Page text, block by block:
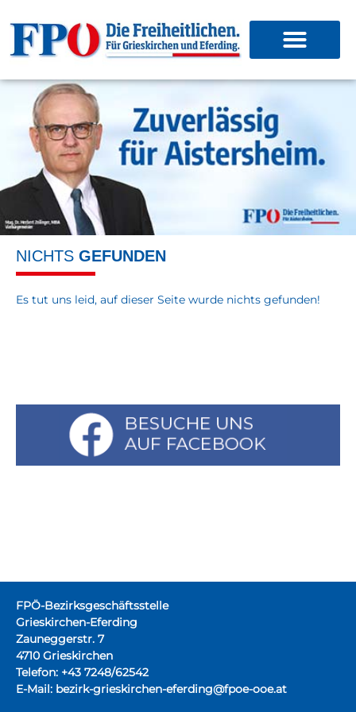
NICHTS GEFUNDEN
Es tut uns leid, auf dieser Seite wurde nichts gefunden!
FPÖ-Bezirksgeschäftsstelle
Grieskirchen-Eferding
Zauneggerstr. 7
4710 Grieskirchen
Telefon: +43 7248/62542
E-Mail: bezirk-grieskirchen-eferding@fpoe-ooe.at